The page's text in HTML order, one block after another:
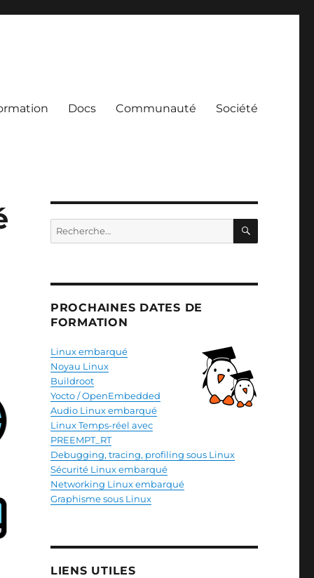
Docs Communauté Société
Recherche
PROCHAINES DATES DE
FORMATION
Linux embarqué
Noyau Linux
Buildroot
Yocto / OpenEmbedded
Audio Linux embarqué
Linux Temps-réel avec
PREEMPT_RT
Debugging, tracing, profiling sous Linux
Sécurité Linux embarqué
Networking Linux embarqué
Graphisme sous Linux
LIENS UTILES